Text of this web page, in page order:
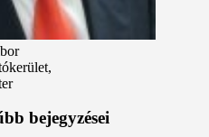
bejegyzései